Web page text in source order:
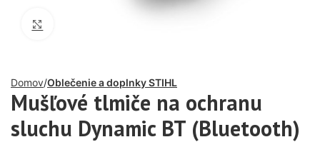
Domov Oblečenie a doplnky STIHL
Mušľové tlmiče na ochranu
sluchu Dynamic BT (Bluetooth)